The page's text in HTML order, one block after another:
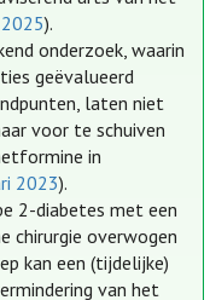
).
onderzoek, waarin
geëvalueerd
laten niet
voor te schuiven
in
2023).
2-diabetes met een
chirurgie overwogen
kan een (tijdelijke)
van het